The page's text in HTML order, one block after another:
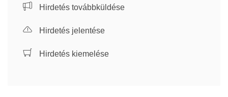
Hirdetés továbbküldése
Hirdetés jelentése
Hirdetés kiemelése